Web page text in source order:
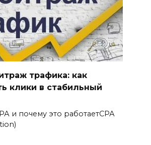
трафика: как
клики в стабильный
и почему это работаетСРА